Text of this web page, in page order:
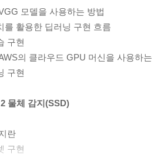
모델을 사용하는 방법
를 활용한 딥러닝 구현 흐름
구현
의 클라우드 GPU 머신을 사용하
구현
물체 감지(SSD)
란
구현